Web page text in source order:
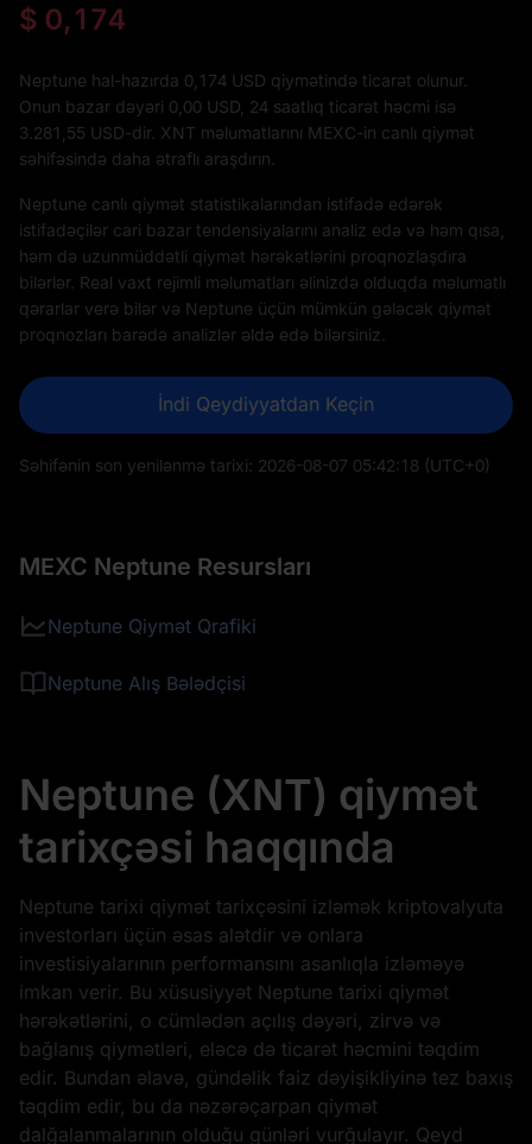
$ 0,174
Neptune hal-hazırda 0,174 USD qiymətində ticarət olunur.
Onun bazar dəyəri 0,00 USD, 24 saatlıq ticarət həcmi isə
3.281,55 USD-dir. XNT məlumatlarını MEXC-in canlı qiymət
səhifəsində daha ətraflı araşdırın.
Neptune canlı qiymət statistikalarından istifadə edərək
istifadəçilər cari bazar tendensiyalarını analiz edə və həm qısa,
həm də uzunmüddətli qiymət hərəkətlərini proqnozlaşdıra
bilərlər. Real vaxt rejimli məlumatları əlinizdə olduqda məlumatlı
qərarlar verə bilər və Neptune üçün mümkün gələcək qiymət
proqnozları barədə analizlər əldə edə bilərsiniz.
İndi Qeydiyyatdan Keçin
Səhifənin son yenilənmə tarixi: 2026-08-07 05:42:18 (UTC+0)
MEXC Neptune Resursları
Neptune Qiymət Qrafiki
Neptune Alış Bələdçisi
Neptune (XNT) qiymət
tarixçəsi haqqında
Neptune tarixi qiymət tarixçəsini izləmək kriptovalyuta
investorları üçün əsas alətdir və onlara
investisiyalarının performansını asanlıqla izləməyə
imkan verir. Bu xüsusiyyət Neptune tarixi qiymət
hərəkətlərini, o cümlədən açılış dəyəri, zirvə və
bağlanış qiymətləri, eləcə də ticarət həcmini təqdim
edir. Bundan əlavə, gündəlik faiz dəyişikliyinə tez baxış
təqdim edir, bu da nəzərəçarpan qiymət
dalğalanmalarının olduğu günləri vurğulayır. Qeyd